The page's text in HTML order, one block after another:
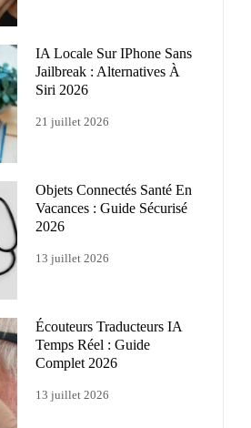
IA Locale Sur IPhone Sans
Jailbreak : Alternatives À
Siri 2026
21 juillet 2026
Objets Connectés Santé En
Vacances : Guide Sécurisé
2026
13 juillet 2026
Écouteurs Traducteurs IA
Temps Réel : Guide
Complet 2026
13 juillet 2026